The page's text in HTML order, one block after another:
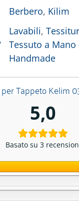
Berbero, Kilim
Lavabili,
Tessuto a Mano
Handmade
Tappeto Kelim
5,0
Basato su 3